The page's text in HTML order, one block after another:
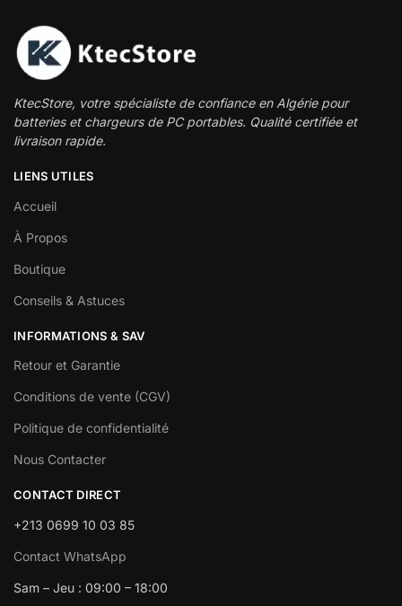
KtecStore, votre spécialiste de confiance en Algérie pour
batteries et chargeurs de PC portables. Qualité certifiée et
livraison rapide.
LIENS UTILES
Accueil
À Propos
Boutique
Conseils & Astuces
INFORMATIONS & SAV
Retour et Garantie
Conditions de vente (CGV)
Politique de confidentialité
Nous Contacter
CONTACT DIRECT
+213 0699 10 03 85
Contact WhatsApp
Sam – Jeu : 09:00 – 18:00